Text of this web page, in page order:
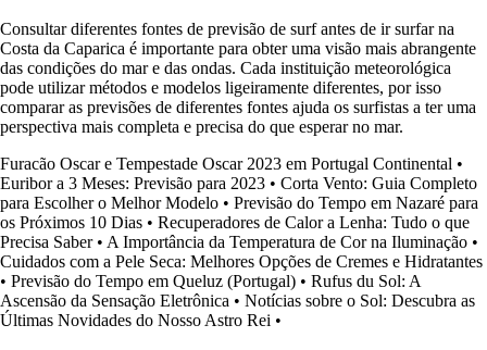
Consultar diferentes fontes de previsão de surf antes de ir surfar na
Costa da Caparica é importante para obter uma visão mais abrangente
das condições do mar e das ondas. Cada instituição meteorológica
pode utilizar métodos e modelos ligeiramente diferentes, por isso
comparar as previsões de diferentes fontes ajuda os surfistas a ter uma
perspectiva mais completa e precisa do que esperar no mar.
Furacão Oscar e Tempestade Oscar 2023 em Portugal Continental •
Euribor a 3 Meses: Previsão para 2023 • Corta Vento: Guia Completo
para Escolher o Melhor Modelo • Previsão do Tempo em Nazaré para
os Próximos 10 Dias • Recuperadores de Calor a Lenha: Tudo o que
Precisa Saber• A Importância da Temperatura de Cor na Iluminação •
Cuidados com a Pele Seca: Melhores Opções de Cremes e Hidratantes
• Previsão do Tempo em Queluz (Portugal) • Rufus du Sol: A
Ascensão da Sensação Eletrônica • Notícias sobre o Sol: Descubra as
Últimas Novidades do Nosso Astro Rei •